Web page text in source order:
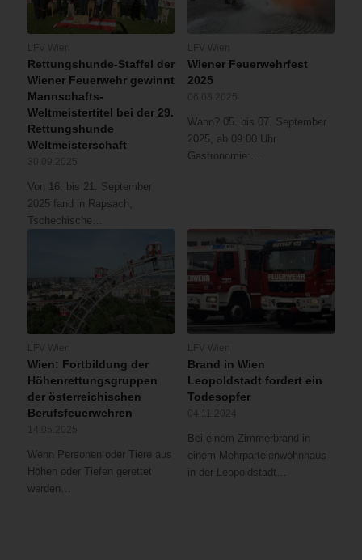
Rettungshunde-Staffel der
Wiener Feuerwehr gewinnt
Mannschafts-
Weltmeistertitel bei der 29.
Rettungshunde
Weltmeisterschaft
Von 16. bis 21. September
2025 fand in Rapsach,
Tschechische…
Wiener Feuerwehrfest
2025
Wann? 05. bis 07. September
2025, ab 09:00 Uhr
Gastronomie:…
Wien: Fortbildung der
Höhenrettungsgruppen
der österreichischen
Berufsfeuerwehren
Wenn Personen oder Tiere aus
Höhen oder Tiefen gerettet
werden…
Brand in Wien
Leopoldstadt fordert ein
Todesopfer
Bei einem Zimmerbrand in
einem Mehrparteienwohnhaus
in der Leopoldstadt…